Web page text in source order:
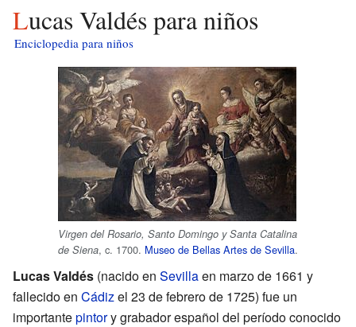
Lucas Valdés para niños
Enciclopedia para niños
Virgen del Rosario, Santo Domingo y Santa Catalina
de Siena, c. 1700. Museo de Bellas Artes de Sevilla.
Lucas Valdés (nacido en Sevillaen marzo de 1661 y
fallecido en Cádiz el 23 de febrero de 1725) fue un
importantepintory grabador español del período conocido